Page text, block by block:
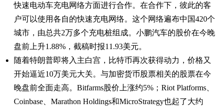
快速电动车充电网络方面进行合作。在合作下，彼此的客
户可以使用各自的快速充电网络。这个网络遍布中国420个
城市，由总共2万多个充电桩组成。小鹏汽车的股价在今晚
盘前上升1.88%，截稿时报11.93美元。
随着特朗普即将入主白宫，比特币再次获得动力，价格又
开始逼近10万美元大关。与加密货币股票相关的股票在今
晚盘前全面走高。Bitfarms股价上涨约5%；Riot Platforms、
Coinbase、Marathon Holdings和MicroStrategy也起了大约